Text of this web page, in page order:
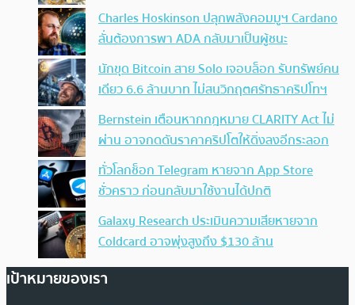
Charles Hoskinson ปลุกพลังคอมมูฯ Cardano
ลั่นต้องการพา ADA กลับมาเป็นผู้ชนะ
นักขุด Bitcoin สาย Solo เจอบล็อก รับทรัพย์คน
เดียว 6.6 ล้านบาท ไม่สนวิกฤตศรัทธาคริปโทฯ
Bernstein เตือนหากกฎหมาย CLARITY Act ไม่
ผ่าน อาจกดดันราคาคริปโตให้ดิ่งลงอีกระลอก
ทั่วโลกช็อก Telegram หายจาก App Store
ชั่วคราว ก่อนกลับมาใช้งานได้ปกติ
Galaxy Research ประเมินความเสียหายจาก
Coldcard อาจพุ่งสูงถึง $130 ล้าน
เป้าหมายของเรา